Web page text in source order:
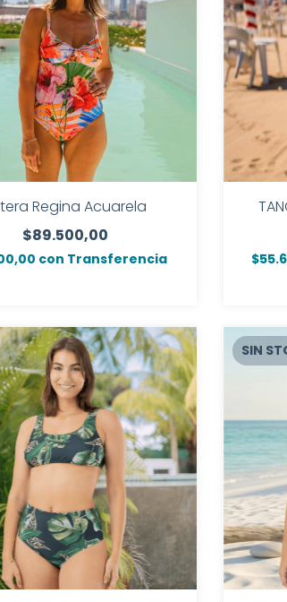
Regina Acuarela
$89.500,00
con Transferencia
SIN